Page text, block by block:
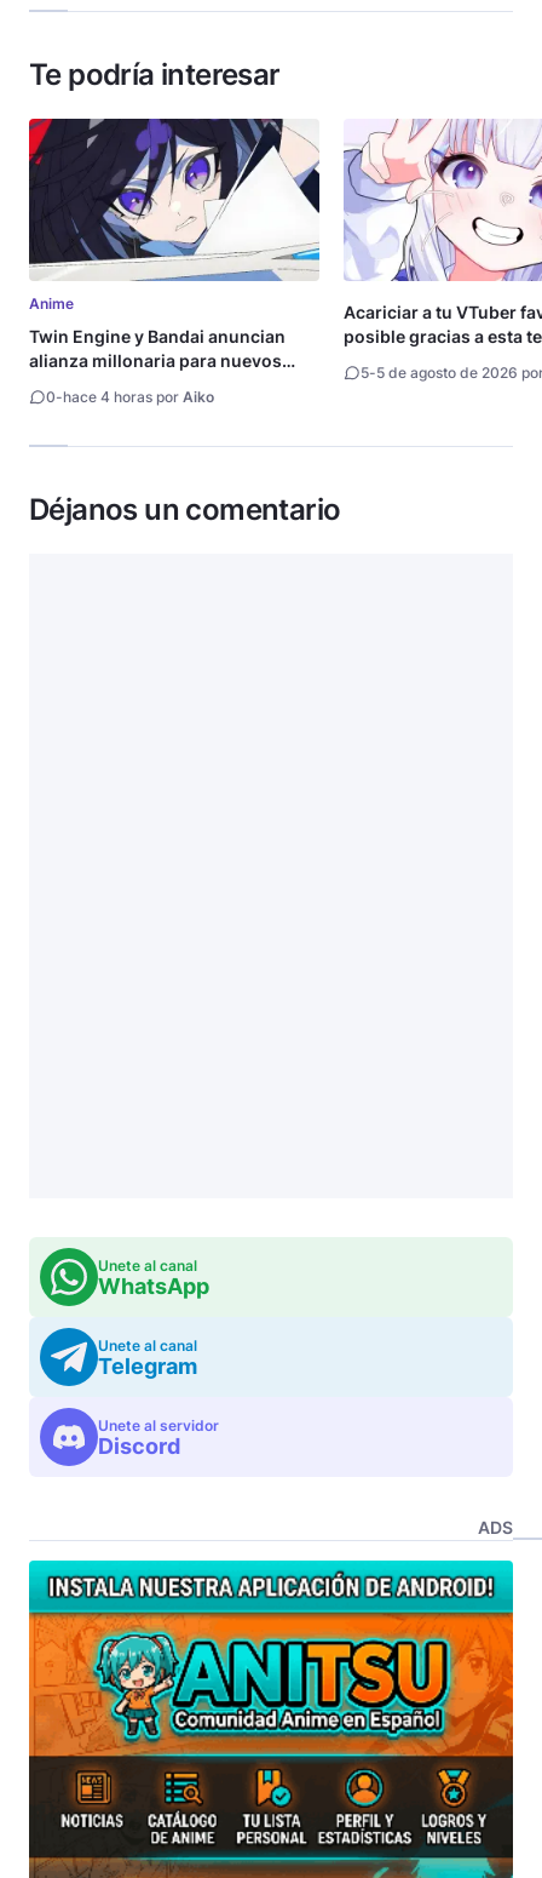
Te podría interesar
Anime
Twin Engine y Bandai anuncian
alianza millonaria para nuevos
0-hace 4 horas por Aiko
Acariciar a tu VTuber
posible gracias a esta
5-5 de agosto de 2026
Déjanos un comentario
Unete al canal
WhatsApp
Unete al canal
Telegram
Unete al servidor
Discord
ADS